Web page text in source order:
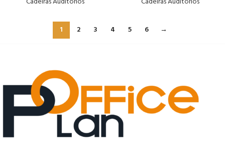
1 2 3 4 5 6 →